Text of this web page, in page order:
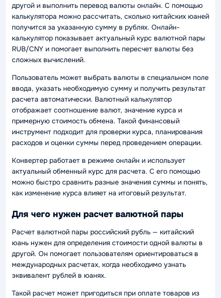
другой и выполнить перевод валюты онлайн. С помощью
калькулятора можно рассчитать, сколько китайских юаней
получится за указанную сумму в рублях. Онлайн-
калькулятор показывает актуальный курс валютной пары
RUB/CNY и помогает выполнить пересчет валюты без
сложных вычислений.
Пользователь может выбрать валюты в специальном поле
ввода, указать необходимую сумму и получить результат
расчета автоматически. Валютный калькулятор
отображает соотношение валют, значение курса и
примерную стоимость обмена. Такой финансовый
инструмент подходит для проверки курса, планирования
расходов и оценки суммы перед проведением операции.
Конвертер работает в режиме онлайн и использует
актуальный обменный курс для расчета. С его помощью
можно быстро сравнить разные значения суммы и понять,
как изменение курса влияет на итоговый результат.
Для чего нужен расчет валютной пары
Расчет валютной пары российский рубль — китайский
юань нужен для определения стоимости одной валюты в
другой. Он помогает пользователям ориентироваться в
международных расчетах, когда необходимо узнать
эквивалент рублей в юанях.
Такой расчет может пригодиться при оплате товаров из